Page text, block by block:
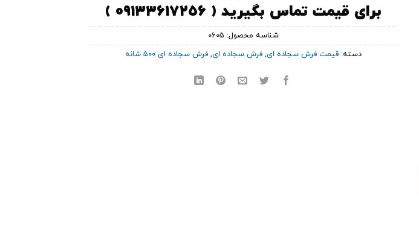
امتیاز
5.00
از 5 امتیاز
مشتری
برای قیمت تماس بگیرید ( ۰۹۱۳۳۶۱۷۲۵۶ )
شناسه محصول: 0605
دسته:قیمت فرش سجاده ای,فرش سجاده ای,فرش سجاده ای 500 شانه